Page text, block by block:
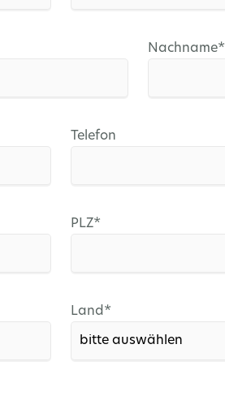
Pflichtfeld
Nachname*
Telefon
Pflichtfeld
PLZ*
Pflichtfeld
Land*